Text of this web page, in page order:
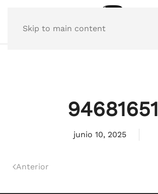
Skip to main content
94681651
junio 10, 2025
Anterior